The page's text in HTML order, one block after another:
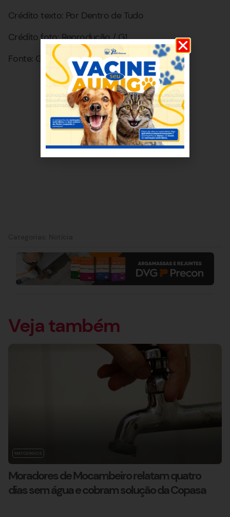
Crédito texto: Por Dentro de Tudo
Crédito foto: Reprodução / G1
Fonte: G1, Quaest e Genial Investimentos
Veja também
MATOZINHOS
Moradores de Mocambeiro relatam quatro
dias sem água e cobram solução da Copasa